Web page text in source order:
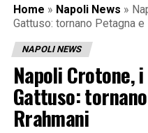
Home » Napoli News »
Gattuso: tornano Petagna e
NAPOLI NEWS
Napoli Crotone,
Gattuso:
Rrahmani